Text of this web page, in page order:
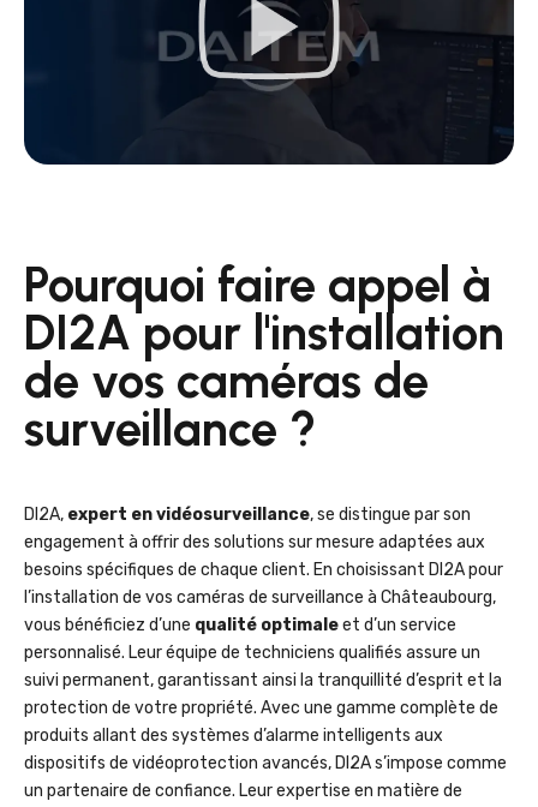
Pourquoi faire appel à
DI2A pour l'installation
de vos caméras de
surveillance ?
DI2A, expert en vidéosurveillance, se distingue par son
engagement à offrir des solutions sur mesure adaptées aux
besoins spécifiques de chaque client. En choisissant DI2A pour
l’installation de vos caméras de surveillance à Châteaubourg,
vous bénéficiez d’une qualité optimaleet d’un service
personnalisé. Leur équipe de techniciens qualifiés assure un
suivi permanent, garantissant ainsi la tranquillité d’esprit et la
protection de votre propriété. Avec une gamme complète de
produits allant des systèmes d’alarme intelligents aux
dispositifs de vidéoprotection avancés, DI2A s’impose comme
un partenaire de confiance. Leur expertise en matière de